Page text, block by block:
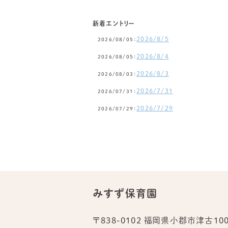
新着エントリー
2026/08/05： 2026/8/5
2026/08/05： 2026/8/4
2026/08/03： 2026/8/3
2026/07/31： 2026/7/31
2026/07/29： 2026/7/29
みすず保育園
〒838-0102 福岡県小郡市津古